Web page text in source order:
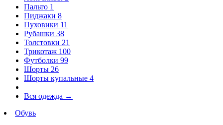
Пальто 1
Пиджаки 8
Пуховики 11
Рубашки 38
Толстовки 21
Трикотаж 100
Футболки 99
Шорты 26
Шорты купальные 4
Вся одежда →
Обувь